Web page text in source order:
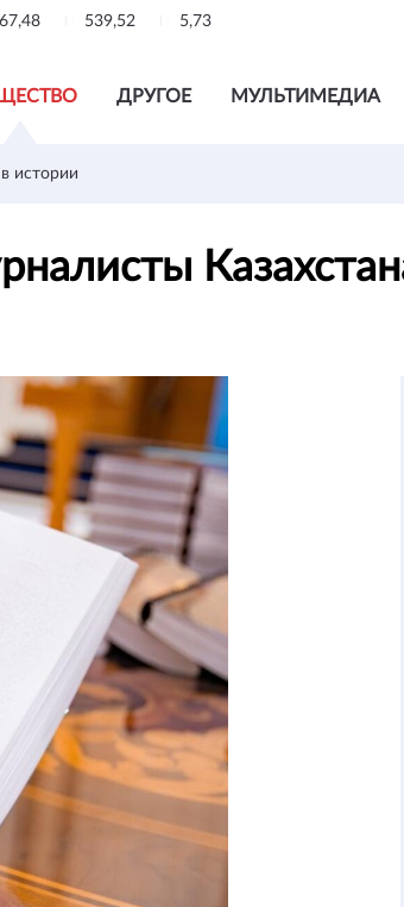
539,52 5,73
ДРУГОЕ МУЛЬТИМЕДИА
истории